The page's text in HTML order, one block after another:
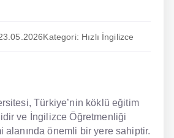
Kategori: Hızlı İngilizce
Türkiye’nin köklü eğitim
ve İngilizce Öğretmenliği
alanında önemli bir yere sahiptir.